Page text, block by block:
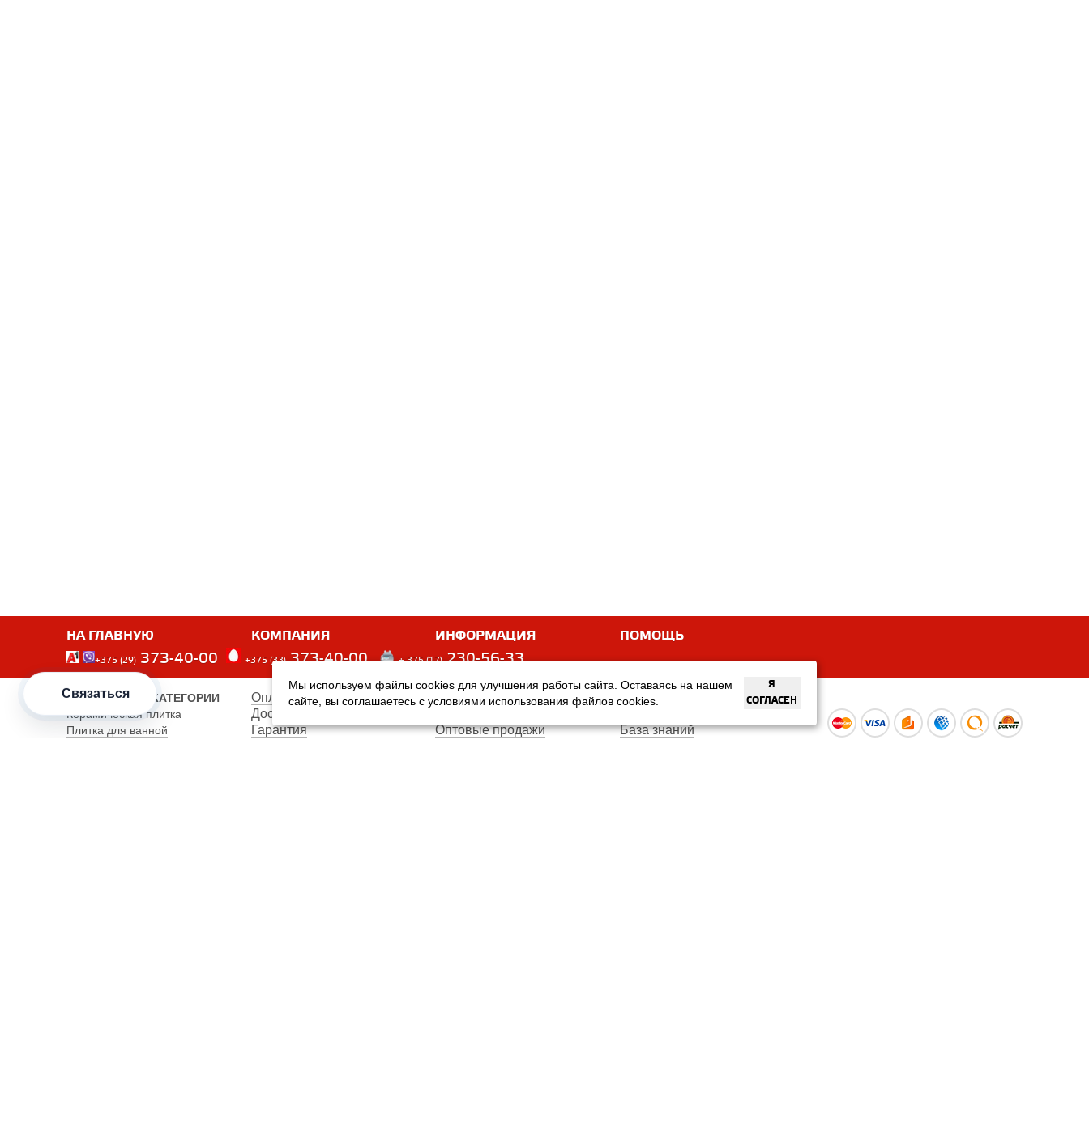
НА ГЛАВНУЮ КОМПАНИЯ ИНФОРМАЦИЯ ПОМОЩЬ
+375 (29) 373-40-00 +375 (33) 373-40-00 + 375 (17) 230-56-33
ПОПУЛЯРНЫЕ КАТЕГОРИИ
Керамическая плитка
Плитка для ванной
Оплата
Доставка
Гарантия
Оплата
Оптовые продажи
Услуги
База знаний
Связаться
Мы используем файлы cookies для улучшения работы сайта. Оставаясь на нашем
сайте, вы соглашаетесь с условиями использования файлов cookies.
Я
СОГЛАСЕН